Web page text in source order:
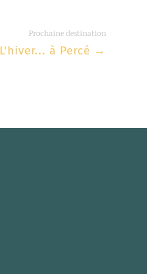
Prochaine destination
L'hiver... à Percé →